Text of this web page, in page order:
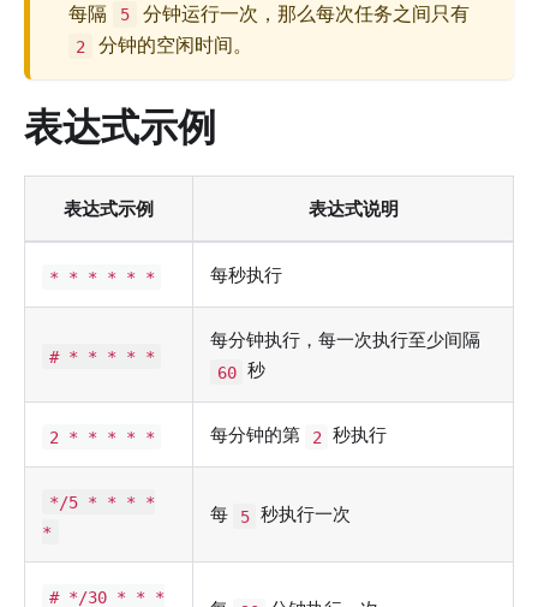
每隔
5 分钟运行一次，那么每次任务之间只有
2 分钟的空闲时间。
表达式示例
表达式示例 表达式说明
* * * * * * 每秒执行
# * * * * *
每分钟执行，每一次执行至少间隔
60 秒
2 * * * * * 每分钟的第 2 秒执行
*/5 * * * *
*
每 5 秒执行一次
# */30 * * *